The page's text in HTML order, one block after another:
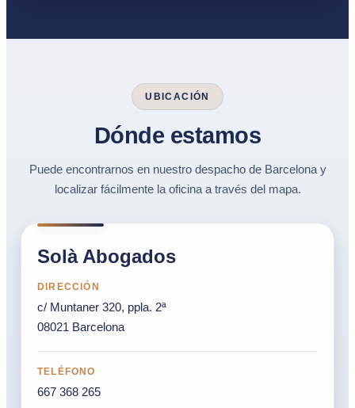
UBICACIÓN
Dónde estamos
Puede encontrarnos en nuestro despacho de Barcelona y
localizar fácilmente la oficina a través del mapa.
Solà Abogados
DIRECCIÓN
c/ Muntaner 320, ppla. 2ª
08021 Barcelona
TELÉFONO
667 368 265